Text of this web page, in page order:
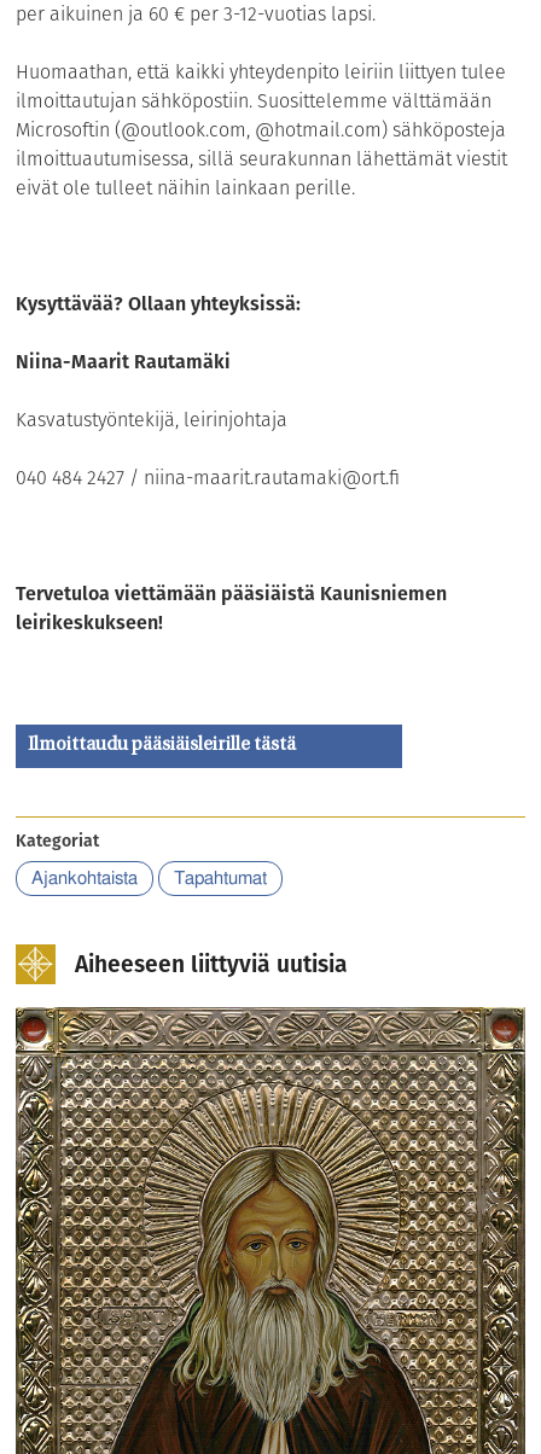
per aikuinen ja 60 € per 3-12-vuotias lapsi.
Huomaathan, että kaikki yhteydenpito leiriin liittyen tulee
ilmoittautujan sähköpostiin. Suosittelemme välttämään
Microsoftin (@outlook.com, @hotmail.com) sähköposteja
ilmoittuautumisessa, sillä seurakunnan lähettämät viestit
eivät ole tulleet näihin lainkaan perille.
Kysyttävää? Ollaan yhteyksissä:
Niina-Maarit Rautamäki
Kasvatustyöntekijä, leirinjohtaja
040 484 2427 / niina-maarit.rautamaki@ort.fi
Tervetuloa viettämään pääsiäistä Kaunisniemen
leirikeskukseen!
Ilmoittaudu pääsiäisleirille tästä
Kategoriat
Ajankohtaista Tapahtumat
Aiheeseen liittyviä uutisia